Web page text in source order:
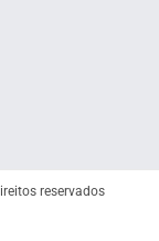
reservados